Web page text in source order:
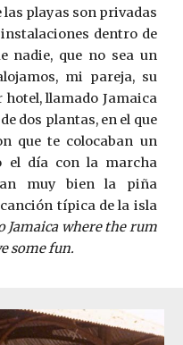
las playas son privadas
dentro de
nadie, que no sea un
mi pareja, su
llamado Jamaica
dos plantas, en el que
que te colocaban un
el día con la marcha
muy bien la piña
típica de la isla
Jamaica where the rum
some fun.